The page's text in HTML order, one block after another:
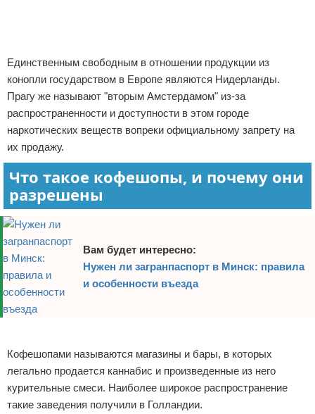
Отдых на природе
Аренда автомобилей
Документы и визы
Билеты
Планирование отдыха
Пляжный отдых
Турагенства
Экстримальный отдых
Единственным свободным в отношении продукции из
конопли государством в Европе являются Нидерланды.
Прагу же называют "вторым Амстердамом" из-за
распространенности и доступности в этом городе
наркотических веществ вопреки официальному запрету на
их продажу.
Что такое кофешопы, и почему они
разрешены
Вам будет интересно:
Нужен ли загранпаспорт в Минск: правила
и особенности въезда
Кофешопами называются магазины и бары, в которых
легально продается каннабис и произведенные из него
курительные смеси. Наиболее широкое распространение
такие заведения получили в Голландии.